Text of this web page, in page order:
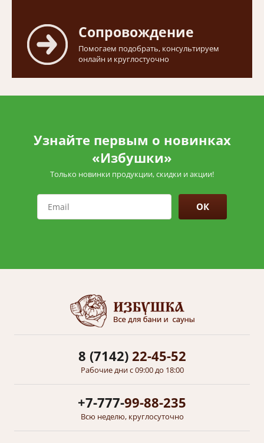
Сопровождение
Помогаем подобрать, консультируем
онлайн и круглостуочно
Узнайте первым о новинках
«Избушки»
Только новинки продукции, скидки и акции!
ОК
8 (7142)22-45-52
Рабочие дни с 09:00 до 18:00
+7-777-99-88-235
Всю неделю, круглосуточно